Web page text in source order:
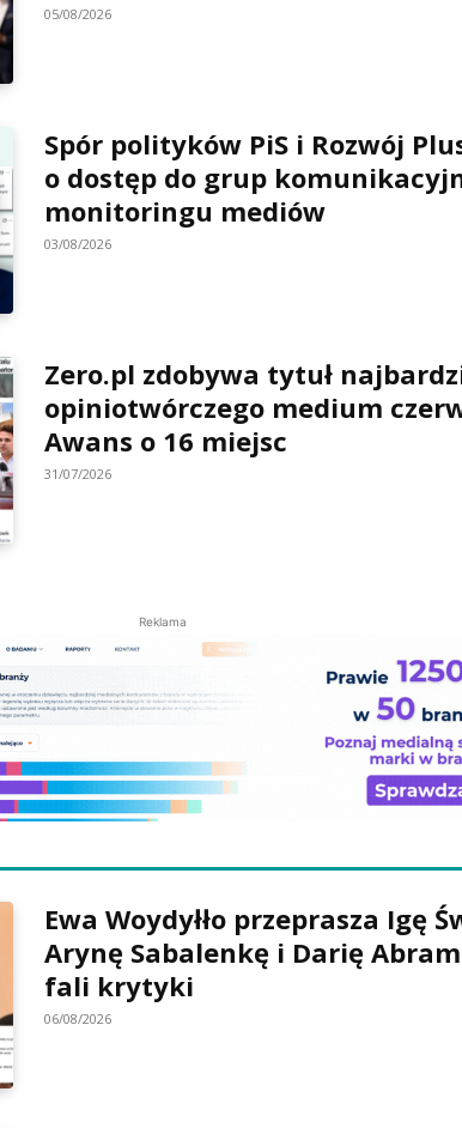
05/08/2026
Spór polityków PiS i Rozwój
o dostęp do grup
monitoringu mediów
03/08/2026
Zero.pl zdobywa tytuł
opiniotwórczego medium
Awans o 16 miejsc
31/07/2026
Reklama
Ewa Woydyłło przeprasza Igę
Arynę Sabalenkę i Darię
fali krytyki
06/08/2026